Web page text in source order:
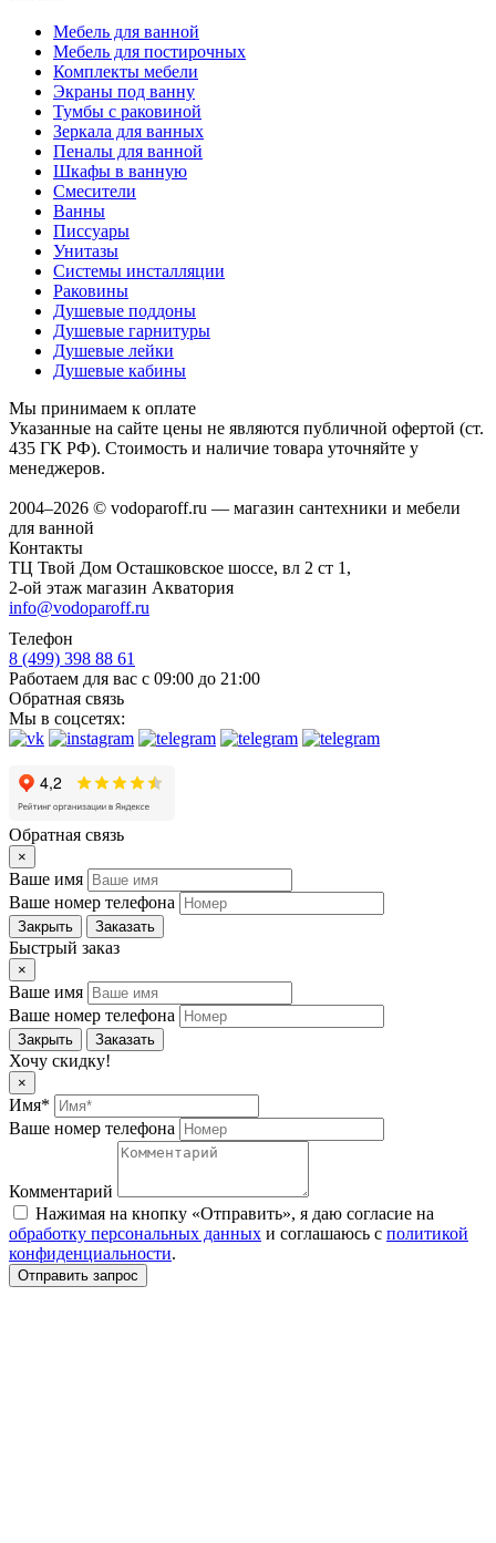
Мебель для ванной
Мебель для постирочных
Комплекты мебели
Экраны под ванну
Тумбы с раковиной
Зеркала для ванных
Пеналы для ванной
Шкафы в ванную
Смесители
Ванны
Писсуары
Унитазы
Системы инсталляции
Раковины
Душевые поддоны
Душевые гарнитуры
Душевые лейки
Душевые кабины
Мы принимаем к оплате
Указанные на сайте цены не являются публичной офертой (ст.
435 ГК РФ). Стоимость и наличие товара уточняйте у
менеджеров.
2004–2026 © vodoparoff.ru — магазин сантехники и мебели
для ванной
Контакты
ТЦ Твой Дом Осташковское шоссе, вл 2 ст 1,
2-ой этаж магазин Акватория
info@vodoparoff.ru
Телефон
8 (499) 398 88 61
Работаем для вас с 09:00 до 21:00
Обратная связь
Мы в соцсетях:
Обратная связь
×
Ваше имя
Ваше номер телефона
Закрыть Заказать
Быстрый заказ
×
Ваше имя
Ваше номер телефона
Закрыть Заказать
Хочу скидку!
×
Имя*
Ваше номер телефона
Комментарий
Нажимая на кнопку «Отправить», я даю согласие на
обработку персональных данных и соглашаюсь c политикой
конфиденциальности.
Отправить запрос